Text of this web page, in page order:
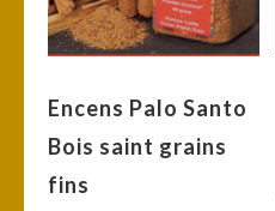
Encens Palo Santo
Bois saint grains
fins